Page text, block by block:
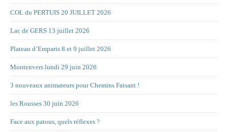
COL du PERTUIS 20 JUILLET 2026
Lac de GERS 13 juillet 2026
Plateau d’Emparis 8 et 9 juillet 2026
Montenvers lundi 29 juin 2026
3 nouveaux animateurs pour Chemins Faisant !
les Rousses 30 juin 2026
Face aux patous, quels réflexes ?